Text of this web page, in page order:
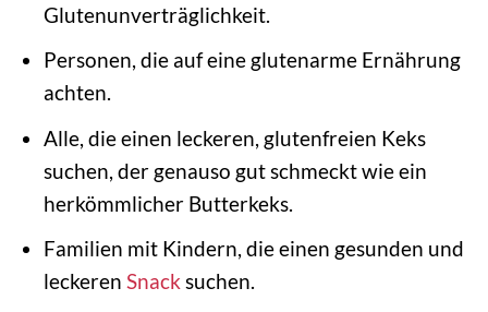
Glutenunverträglichkeit.
Personen, die auf eine glutenarme Ernährung
achten.
Alle, die einen leckeren, glutenfreien Keks
suchen, der genauso gut schmeckt wie ein
herkömmlicher Butterkeks.
Familien mit Kindern, die einen gesunden und
leckeren Snack suchen.